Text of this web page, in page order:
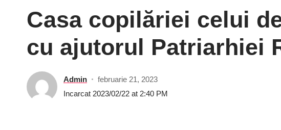
Casa copilăriei celui
cu ajutorul Patriarhiei
Admin
februarie 21, 2023
Incarcat 2023/02/22 at 2:40 PM